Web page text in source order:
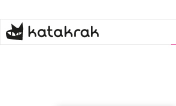
contenido
principal